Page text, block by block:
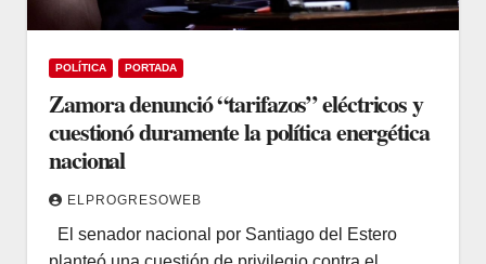
POLÍTICA PORTADA
Zamora denunció “tarifazos” eléctricos y
cuestionó duramente la política energética
nacional
ELPROGRESOWEB
El senador nacional por Santiago del Estero